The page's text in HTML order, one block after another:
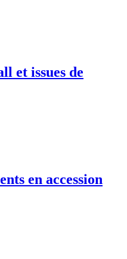
et issues de
en accession